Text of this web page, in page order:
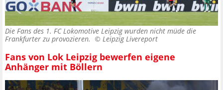
Die Fans des 1. FC Lokomotive Leipzig wurden nicht müde die
Frankfurter zu provozieren. © Leipzig Livereport
Fans von Lok Leipzig bewerfen eigene
Anhänger mit Böllern